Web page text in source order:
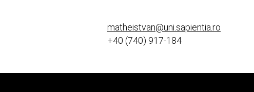
matheistvan@uni.sapientia.ro
+40 (740) 917-184